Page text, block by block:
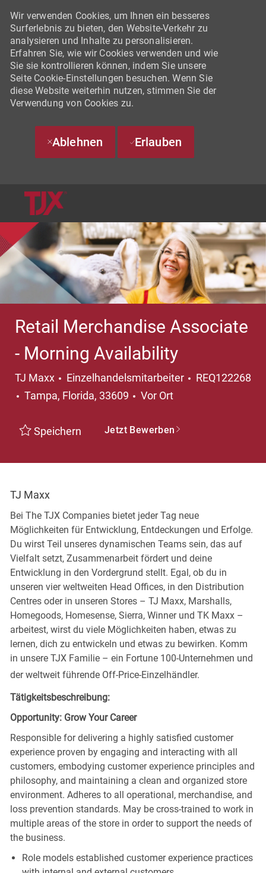
Wir verwenden Cookies, um Ihnen ein besseres
Surferlebnis zu bieten, den Website-Verkehr zu
analysieren und Inhalte zu personalisieren.
Erfahren Sie, wie wir Cookies verwenden und wie
Sie sie kontrollieren können, indem Sie unsere
Seite Cookie-Einstellungen besuchen. Wenn Sie
diese Website weiterhin nutzen, stimmen Sie der
Verwendung von Cookies zu.
Ablehnen Erlauben
Retail Merchandise Associate
- Morning Availability
TJ Maxx Kategorie
Einzelhandelsmitarbeiter
REQ122268
Ort
Tampa, Florida, 33609 Vor Ort
Speichern Jetzt Bewerben
TJ Maxx
Bei The TJX Companies bietet jeder Tag neue
Möglichkeiten für Entwicklung, Entdeckungen und Erfolge.
Du wirst Teil unseres dynamischen Teams sein, das auf
Vielfalt setzt, Zusammenarbeit fördert und deine
Entwicklung in den Vordergrund stellt. Egal, ob du in
unseren vier weltweiten Head Offices, in den Distribution
Centres oder in unseren Stores – TJ Maxx, Marshalls,
Homegoods, Homesense, Sierra, Winner und TK Maxx –
arbeitest, wirst du viele Möglichkeiten haben, etwas zu
lernen, dich zu entwickeln und etwas zu bewirken. Komm
in unsere TJX Familie – ein Fortune 100-Unternehmen und
der weltweit führende Off-Price-Einzelhändler.
Tätigkeitsbeschreibung:
Opportunity: Grow Your Career
Responsible for delivering a highly satisfied customer
experience proven by engaging and interacting with all
customers, embodying customer experience principles and
philosophy, and maintaining a clean and organized store
environment. Adheres to all operational, merchandise, and
loss prevention standards. May be cross-trained to work in
multiple areas of the store in order to support the needs of
the business.
Role models established customer experience practices